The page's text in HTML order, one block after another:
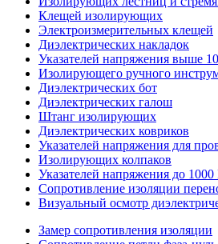
Клещей изолирующих
Электроизмерительных клещей
Диэлектрических накладок
Указателей напряжения выше
Изолирующего ручного
Диэлектрических бот
Диэлектрических галош
Штанг изолирующих
Диэлектрических ковриков
Указателей напряжения для
Изолирующих колпаков
Указателей напряжения до 1000
Сопротивление изоляции
Визуальный осмотр
Замер сопротивления изоляции